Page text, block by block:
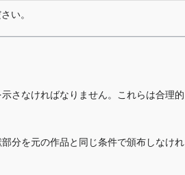
い。
さなければなりません。これらは合理的
分を元の作品と同じ条件で頒布しなけれ